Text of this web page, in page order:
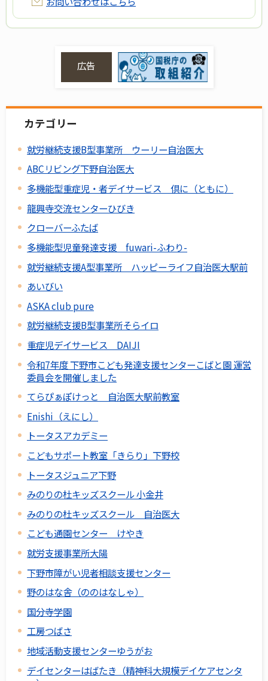
広告
カテゴリー
就労継続支援B型事業所 ウーリー自治医大
ABCリビング下野自治医大
多機能型重症児・者デイサービス 倶に（ともに）
龍興寺交流センターひびき
クローバーふたば
多機能型児童発達支援 fuwari-ふわり-
就労継続支援A型事業所 ハッピーライフ自治医大駅前
あいびい
ASKA club pure
就労継続支援B型事業所そらイロ
重症児デイサービス DAIJI
令和7年度 下野市こども発達支援センターこばと園 運営
委員会を開催しました
てらぴぁぽけっと 自治医大駅前教室
Enishi（えにし）
トータスアカデミー
こどもサポート教室「きらり」下野校
トータスジュニア下野
みのりの杜キッズスクール 小金井
みのりの杜キッズスクール 自治医大
こども通園センター けやき
就労支援事業所大陽
下野市障がい児者相談支援センター
野のはな舎（ののはなしゃ）
国分寺学園
工房つばさ
地域活動支援センターゆうがお
デイセンターはばたき（精神科大規模デイケアセンタ